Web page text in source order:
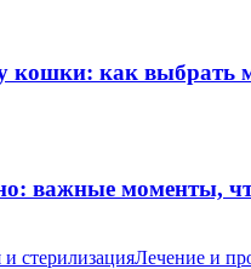
кошки: как выбрать
важные моменты,
стерилизацияЛечение и